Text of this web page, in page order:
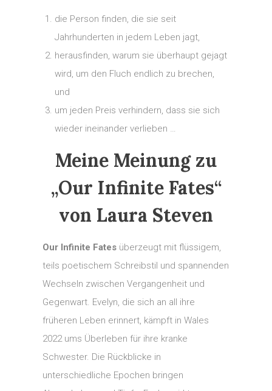
die Person finden, die sie seit
Jahrhunderten in jedem Leben jagt,
herausfinden, warum sie überhaupt gejagt
wird, um den Fluch endlich zu brechen,
und
um jeden Preis verhindern, dass sie sich
wieder ineinander verlieben …
Meine Meinung zu
„Our Infinite Fates“
von Laura Steven
Our Infinite Fates überzeugt mit flüssigem,
teils poetischem Schreibstil und spannenden
Wechseln zwischen Vergangenheit und
Gegenwart. Evelyn, die sich an all ihre
früheren Leben erinnert, kämpft in Wales
2022 ums Überleben für ihre kranke
Schwester. Die Rückblicke in
unterschiedliche Epochen bringen